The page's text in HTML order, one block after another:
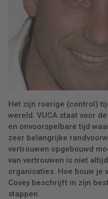
Het zijn roerige (control)
wereld. VUCA staat voor
en onvoorspelbare tijd
zeer belangrijke
vertrouwen opgebouwd
van vertrouwen is niet
organisaties. Hoe bouw je
Covey beschrijft in zijn
stappen.